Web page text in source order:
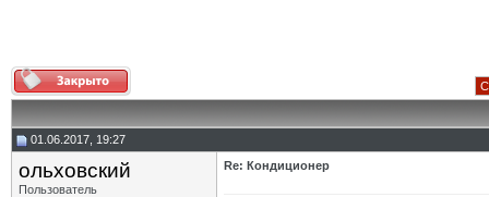
01.06.2017, 19:27
ольховский
Пользователь
Re: Кондиционер